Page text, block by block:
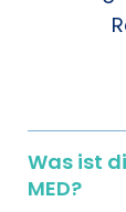
Was ist
MED?